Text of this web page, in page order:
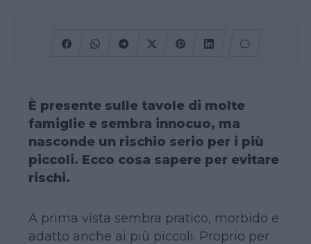
È presente sulle tavole di molte
famiglie e sembra innocuo, ma
nasconde un rischio serio per i più
piccoli. Ecco cosa sapere per evitare
rischi.
A prima vista sembra pratico, morbido e
adatto anche ai più piccoli. Proprio per